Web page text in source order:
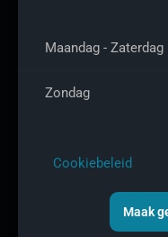
Maandag - Zaterdag
Zondag
Cookiebeleid
Maak